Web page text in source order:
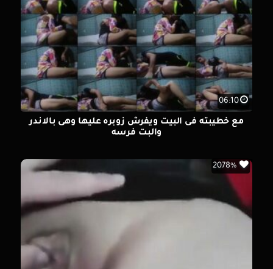
06:10
مع خطيبته فى البيت ويفرش زوبره عليها وهى بالاندر
والبت فرسه
2078%